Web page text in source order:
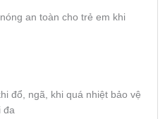
an toàn cho trẻ em khi
đổ, ngã, khi quá nhiệt bảo vệ
đa